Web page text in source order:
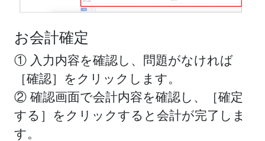
お会計確定
① 入力内容を確認し、問題がなければ
［確認］をクリックします。
② 確認画面で会計内容を確認し、［確定
する］をクリックすると会計が完了しま
す。